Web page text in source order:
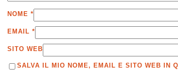
NOME *
EMAIL *
SITO WEB
SALVA IL MIO NOME, EMAIL E SITO WEB IN